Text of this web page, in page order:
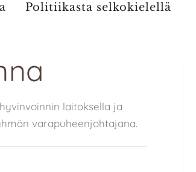
Politiikasta selkokielellä
laitoksella ja
varapuheenjohtajana.